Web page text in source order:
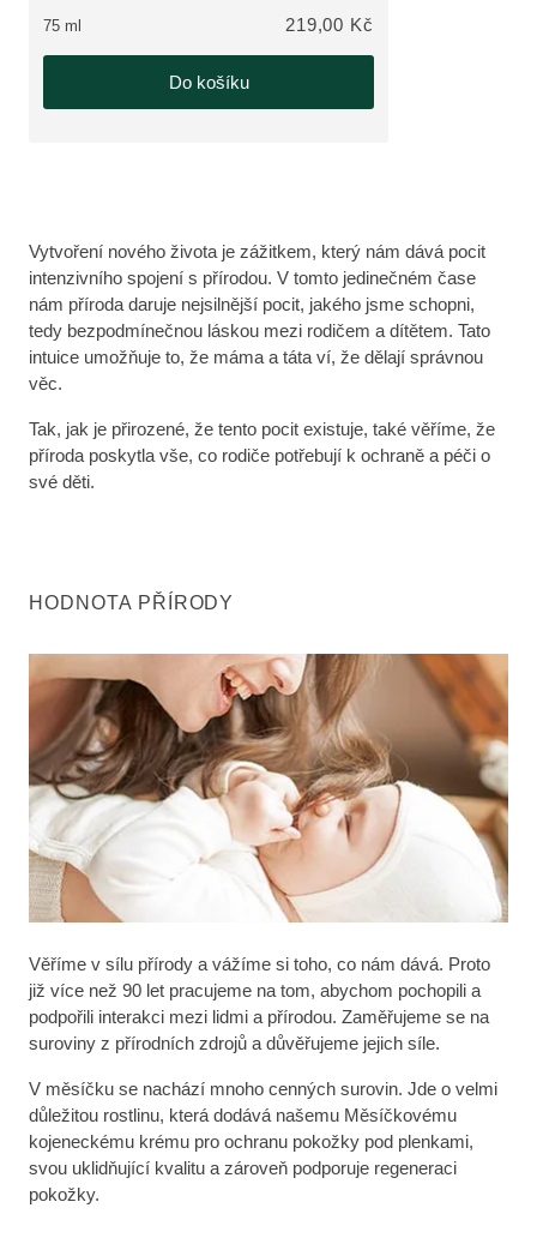
75 ml 219,00 Kč
Do košíku
Vytvoření nového života je zážitkem, který nám dává pocit
intenzivního spojení s přírodou. V tomto jedinečném čase
nám příroda daruje nejsilnější pocit, jakého jsme schopni,
tedy bezpodmínečnou láskou mezi rodičem a dítětem. Tato
intuice umožňuje to, že máma a táta ví, že dělají správnou
věc.
Tak, jak je přirozené, že tento pocit existuje, také věříme, že
příroda poskytla vše, co rodiče potřebují k ochraně a péči o
své děti.
HODNOTA PŘÍRODY
Věříme v sílu přírody a vážíme si toho, co nám dává. Proto
již více než 90 let pracujeme na tom, abychom pochopili a
podpořili interakci mezi lidmi a přírodou. Zaměřujeme se na
suroviny z přírodních zdrojů a důvěřujeme jejich síle.
V měsíčku se nachází mnoho cenných surovin. Jde o velmi
důležitou rostlinu, která dodává našemu Měsíčkovému
kojeneckému krému pro ochranu pokožky pod plenkami,
svou uklidňující kvalitu a zároveň podporuje regeneraci
pokožky.